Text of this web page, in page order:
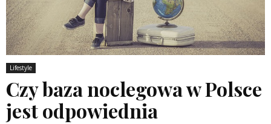
Lifestyle
Czy baza noclegowa w Polsce
jest odpowiednia